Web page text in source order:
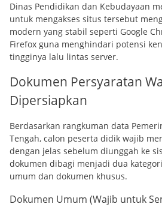
Dinas Pendidikan dan Kebudayaan
untuk mengakses situs tersebut
modern yang stabil seperti Google
Firefox guna menghindari potensi
tingginya lalu lintas server.
Dokumen Persyaratan
Dipersiapkan
Berdasarkan rangkuman data
Tengah, calon peserta didik wajib
dengan jelas sebelum diunggah ke
dokumen dibagi menjadi dua
umum dan dokumen khusus.
Dokumen Umum (Wajib untuk